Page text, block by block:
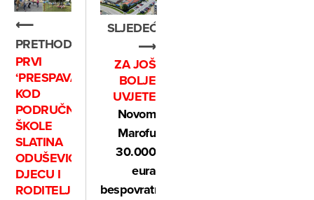
⟵
PRETHODNO
PRVI
‘PRESPAVANAC’
KOD
PODRUČNE
ŠKOLE
SLATINA
ODUŠEVIO
DJECU I
RODITELJE
SLJEDEĆE
⟶
ZA JOŠ
BOLJE
UVJETE
Novom
Marofu
30.000
eura
bespovratnih